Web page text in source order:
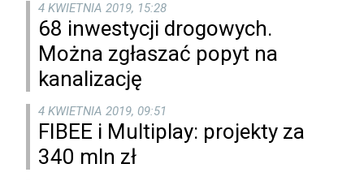
4 KWIETNIA 2019, 15:28
68 inwestycji drogowych.
Można zgłaszać popyt na
kanalizację
4 KWIETNIA 2019, 09:51
FIBEE i Multiplay: projekty za
340 mln zł